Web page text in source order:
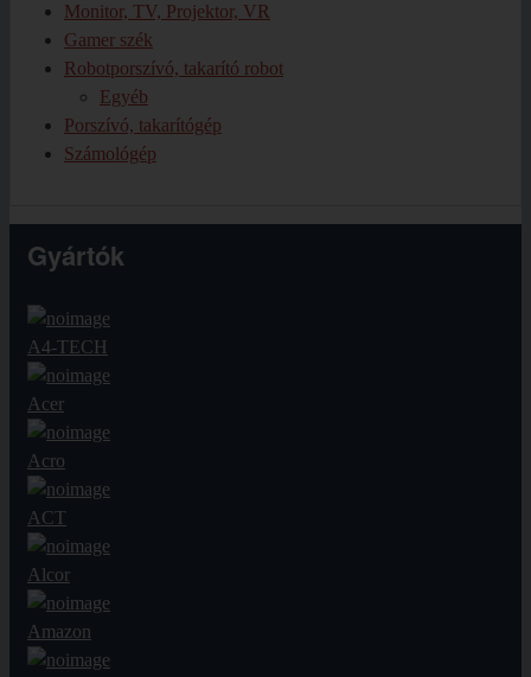
Monitor, TV, Projektor, VR
Gamer szék
Robotporszívó, takarító robot
Egyéb
Porszívó, takarítógép
Számológép
Gyártók
A4-TECH
Acer
Acro
ACT
Alcor
Amazon